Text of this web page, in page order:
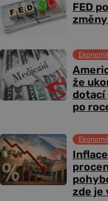
FED
že
dotací
po
zde je